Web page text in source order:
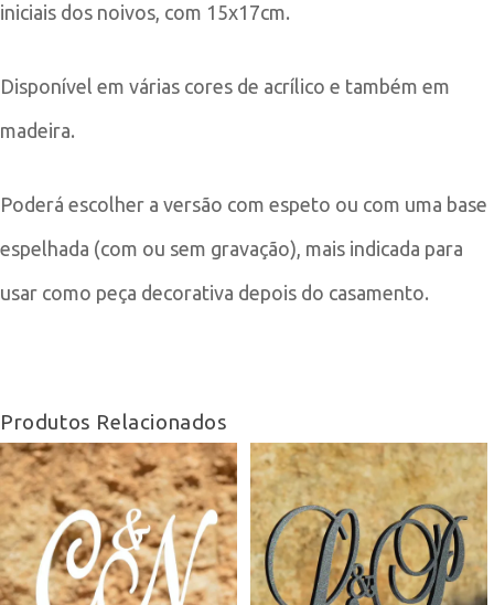
iniciais dos noivos, com 15x17cm.
Disponível em várias cores de acrílico e também em
madeira.
Poderá escolher a versão com espeto ou com uma base
espelhada (com ou sem gravação), mais indicada para
usar como peça decorativa depois do casamento.
Produtos Relacionados